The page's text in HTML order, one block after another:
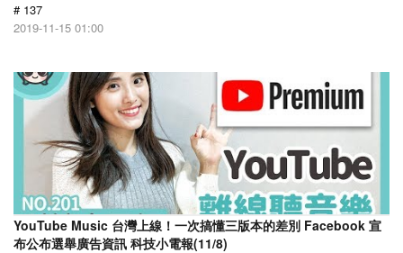
# 137
2019-11-15 01:00
YouTube Music 台灣上線！一次搞懂三版本的差別 Facebook 宣
布公布選舉廣告資訊 科技小電報(11/8)